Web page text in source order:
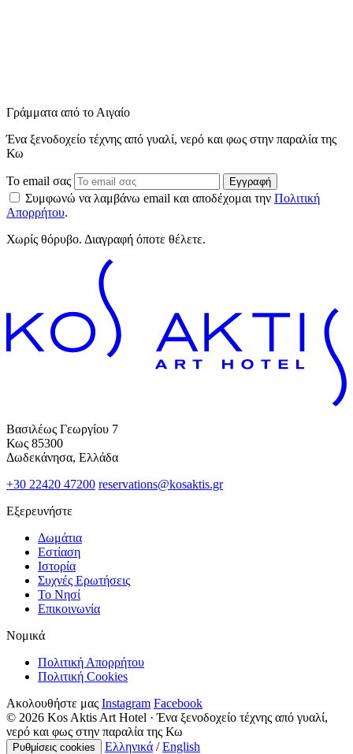
Γράμματα από το Αιγαίο
Ένα ξενοδοχείο τέχνης από γυαλί, νερό και φως στην παραλία της
Κω
Το email σας Εγγραφή
Συμφωνώ να λαμβάνω email και αποδέχομαι την Πολιτική
Απορρήτου.
Χωρίς θόρυβο. Διαγραφή όποτε θέλετε.
Βασιλέως Γεωργίου 7
Κως 85300
Δωδεκάνησα, Ελλάδα
+30 22420 47200 reservations@kosaktis.gr
Εξερευνήστε
Δωμάτια
Εστίαση
Ιστορία
Συχνές Ερωτήσεις
Το Νησί
Επικοινωνία
Νομικά
Πολιτική Απορρήτου
Πολιτική Cookies
Ακολουθήστε μας Instagram Facebook
© 2026 Kos Aktis Art Hotel · Ένα ξενοδοχείο τέχνης από γυαλί,
νερό και φως στην παραλία της Κω
Ρυθμίσεις cookies Ελληνικά / English